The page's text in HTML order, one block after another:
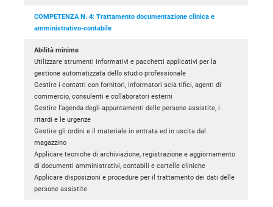
COMPETENZA N. 4: Trattamento documentazione clinica e
amministrativo-contabile
Abilità minime
Utilizzare strumenti informativi e pacchetti applicativi per la
gestione automatizzata dello studio professionale
Gestire i contatti con fornitori, informatori scia tifici, agenti di
commercio, consulenti e collaboratori esterni
Gestire l’agenda degli appuntamenti delle persone assistite, i
ritardi e le urgenze
Gestire gli ordini e il materiale in entrata ed in uscita dal
magazzino
Applicare tecniche di archiviazione, registrazione e aggiornamento
di documenti amministrativi, contabili e cartelle cliniche
Applicare disposizioni e procedure per il trattamento dei dati delle
persone assistite